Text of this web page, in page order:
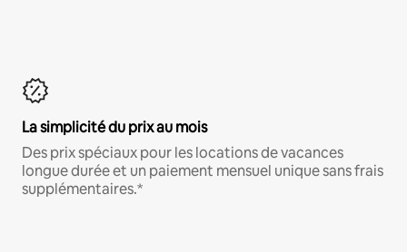
La simplicité du prix au mois
Des prix spéciaux pour les locations de vacances
longue durée et un paiement mensuel unique sans frais
supplémentaires.*